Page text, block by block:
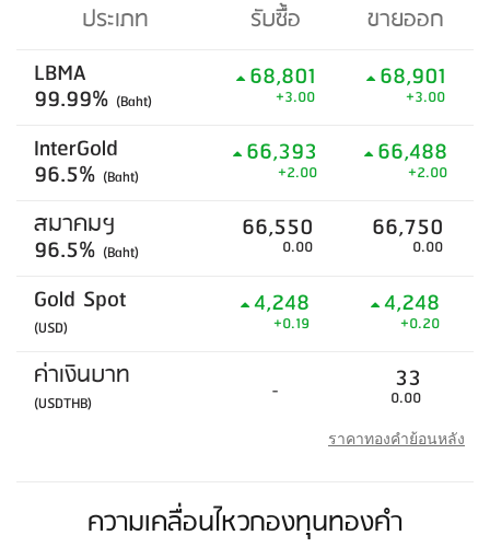
ประเภท รับซื้อ
ขายออก
LBMA
99.99% (Baht)
68,801
+3.00
68,901
+3.00
InterGold
96.5% (Baht)
66,393
+2.00
66,488
+2.00
สมาคมฯ
96.5% (Baht)
66,550
0.00
66,750
0.00
Gold Spot
(USD)
4,248
+0.19
4,248
+0.20
ค่าเงินบาท
(USDTHB) - 33
0.00
ราคาทองคำย้อนหลัง
ความเคลื่อนไหวกองทุนทองคำ